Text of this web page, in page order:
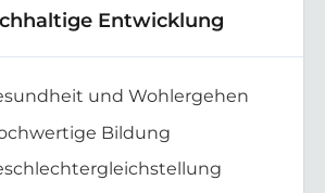
Entwicklung
und Wohlergehen
Bildung